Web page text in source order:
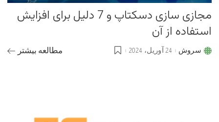
مجازی سازی دسکتاپ و 7 دلیل برای افزایش
استفاده از آن
Postedسروش 24 آوریل، 2024 مطالعه بیشتر